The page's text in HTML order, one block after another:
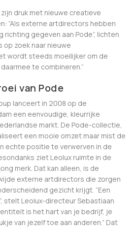
zijn druk met nieuwe creatieve
“Als externe artdirectors hebben
gegeven aan Pode”, lichten
op zoek naar nieuwe
wordt steeds moeilijker om de
te combineren.”
van Pode
lanceert in 2008 op de
een eenvoudige, kleurrijke
markt. De Pode-collectie,
een mooie omzet maar mist de
echte positie te verwerven in de
ziet Leolux ruimte in de
merk. Dat kan alleen, is de
externe artdirectors die zorgen
gezicht krijgt. “Een
stelt Leolux-directeur Sebastiaan
is het hart van je bedrijf, je
van jezelf toe aan anderen.” Dat